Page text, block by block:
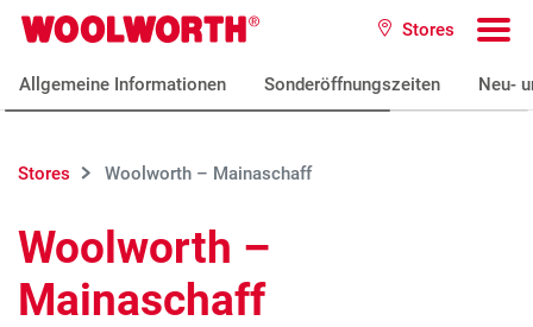
Zum Hauptinhalt
Woolworth GmbH Stores
Allgemeine Informationen Sonderöffnungszeiten Neu-
Stores Woolworth – Mainaschaff
Woolworth –
Mainaschaff